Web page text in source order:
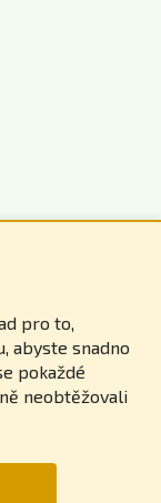
pro to,
abyste snadno
pokaždé
neobtěžovali